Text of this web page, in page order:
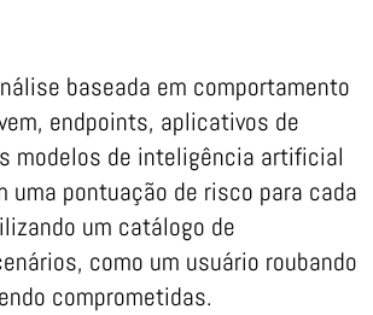
baseada em comportamento
endpoints, aplicativos de
modelos de inteligência artificial
uma pontuação de risco para cada
um catálogo de
como um usuário roubando
comprometidas.